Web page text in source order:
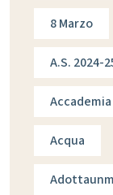
8 Marzo
A.s. 2024-
Accademia
Acqua